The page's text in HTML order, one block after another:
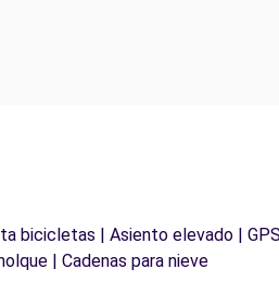
bicicletas | Asiento elevado |
| Cadenas para nieve